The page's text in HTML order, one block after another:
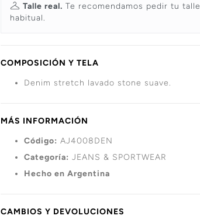
Talle real. Te recomendamos pedir tu talle
habitual.
COMPOSICIÓN Y TELA
Denim stretch lavado stone suave.
MÁS INFORMACIÓN
Código: AJ4008DEN
Categoría: JEANS & SPORTWEAR
Hecho en Argentina
CAMBIOS Y DEVOLUCIONES